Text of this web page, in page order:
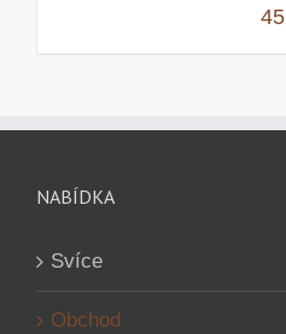
45
NABÍDKA
Svíce
Obchod